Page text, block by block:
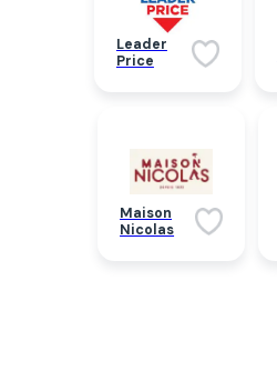
Leader
Price
Maison
Nicolas